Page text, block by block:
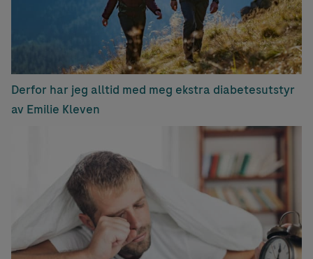
Derfor har jeg alltid med meg ekstra diabetesutstyr
av Emilie Kleven